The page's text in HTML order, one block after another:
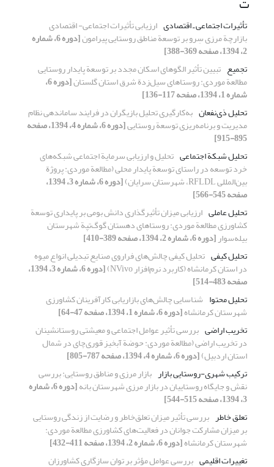
تأثیرات اجتماعی ـ اقتصادی ارزیابی تأثیرات اجتماعی- اقتصادی
بازارچة مرزی سِرو بر توسعة مناطق روستایی پیرامون [دوره 6، شماره
2، 1394، صفحه 369-388]
تجمیع تبیین تأثیر الگوهای اسکان مجدد بر توسعة ‌‌پایدار روستایی
مطالعة موردی: روستاهای سیل‌زدة شرق استان گلستان [دوره 6،
شماره 1، 1394، صفحه 117-136]
تحلیل ذی‌نفعان به‌کارگیری تحلیل بازیگران در فرایند ساماندهی نظام
مدیریت و برنامه‌ریزی توسعة روستایی [دوره 6، شماره 4، 1394، صفحه
895-915]
تحلیل شبکة اجتماعی تحلیل و ارزیابی سرمایة اجتماعی شبکه‌های
خرد توسعه در راستای توسعة پایدار محلی (مطالعة موردی: پروژة
بین‌المللی RFLDL، شهرستان سرایان) [دوره 6، شماره 3، 1394،
صفحه 545-566]
تحلیل عاملی ارزیابی میزان تأثیرگذاری دانش بومی بر پایداری توسعة
کشاورزی مطالعة موردی: روستاهای دهستان گوگ‌تپة شهرستان
بیله‌سوار[دوره 6، شماره 2، 1394، صفحه 389-410]
تحلیل کیفی تحلیل کیفی چالش‌های فراروی صنایع تبدیلی انواع میوه
در استان کرمانشاه (کاربرد نرم‌افزار NVivo) [دوره 6، شماره 3، 1394،
صفحه 483-514]
تحلیل محتوا شناسایی چالش‌های بازاریابی کارآفرینان کشاورزی
شهرستان کرمانشاه[دوره 6، شماره 1، 1394، صفحه 47-64]
تخریب اراضی بررسی تأثیر عوامل اجتماعی و معیشتی روستانشینان
در تخریب اراضی (مطالعة موردی: حوضة آبخیز قوری‌چای در شمال
استان اردبیل)[دوره 6، شماره 4، 1394، صفحه 787-805]
ترکیب شهری-روستایی بازار بازار مرزی و مناطق روستایی: بررسی
نقش و جایگاه روستاییان در بازار مرزی شهرستان بانه [دوره 6، شماره
3، 1394، صفحه 515-544]
تعلق خاطر بررسی تأثیر میزان تعلق‌خاطر و رضایت از زندگی روستایی
بر میزان مشارکت جوانان در فعالیت‌های کشاورزی مطالعة موردی:
شهرستان کرمانشاه[دوره 6، شماره 2، 1394، صفحه 411-432]
تغییرات اقلیمی بررسی عوامل مؤثر بر توان سازگاری کشاورزان